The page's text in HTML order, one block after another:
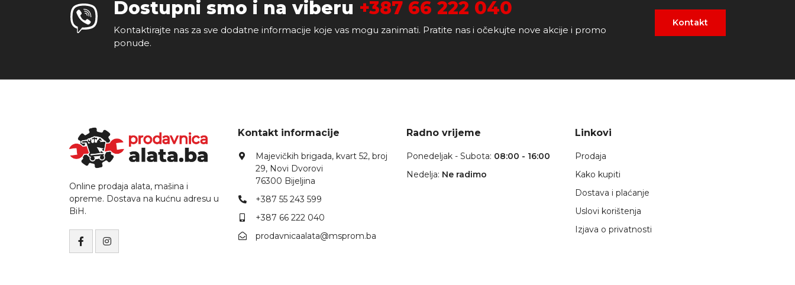
Dostupni smo i na viberu +387 66 222 040
Kontaktirajte nas za sve dodatne informacije koje vas mogu zanimati. Pratite nas i očekujte nove akcije i promo
ponude.
Kontakt
Online prodaja alata, mašina i
opreme. Dostava na kućnu adresu u
BiH.
Kontakt informacije
Majevičkih brigada, kvart 52, broj
29, Novi Dvorovi
76300 Bijeljina
+387 55 243 599
+387 66 222 040
prodavnicaalata@msprom.ba
Radno vrijeme
Ponedeljak - Subota: 08:00 - 16:00
Nedelja: Ne radimo
Linkovi
Prodaja
Kako kupiti
Dostava i plaćanje
Uslovi korištenja
Izjava o privatnosti